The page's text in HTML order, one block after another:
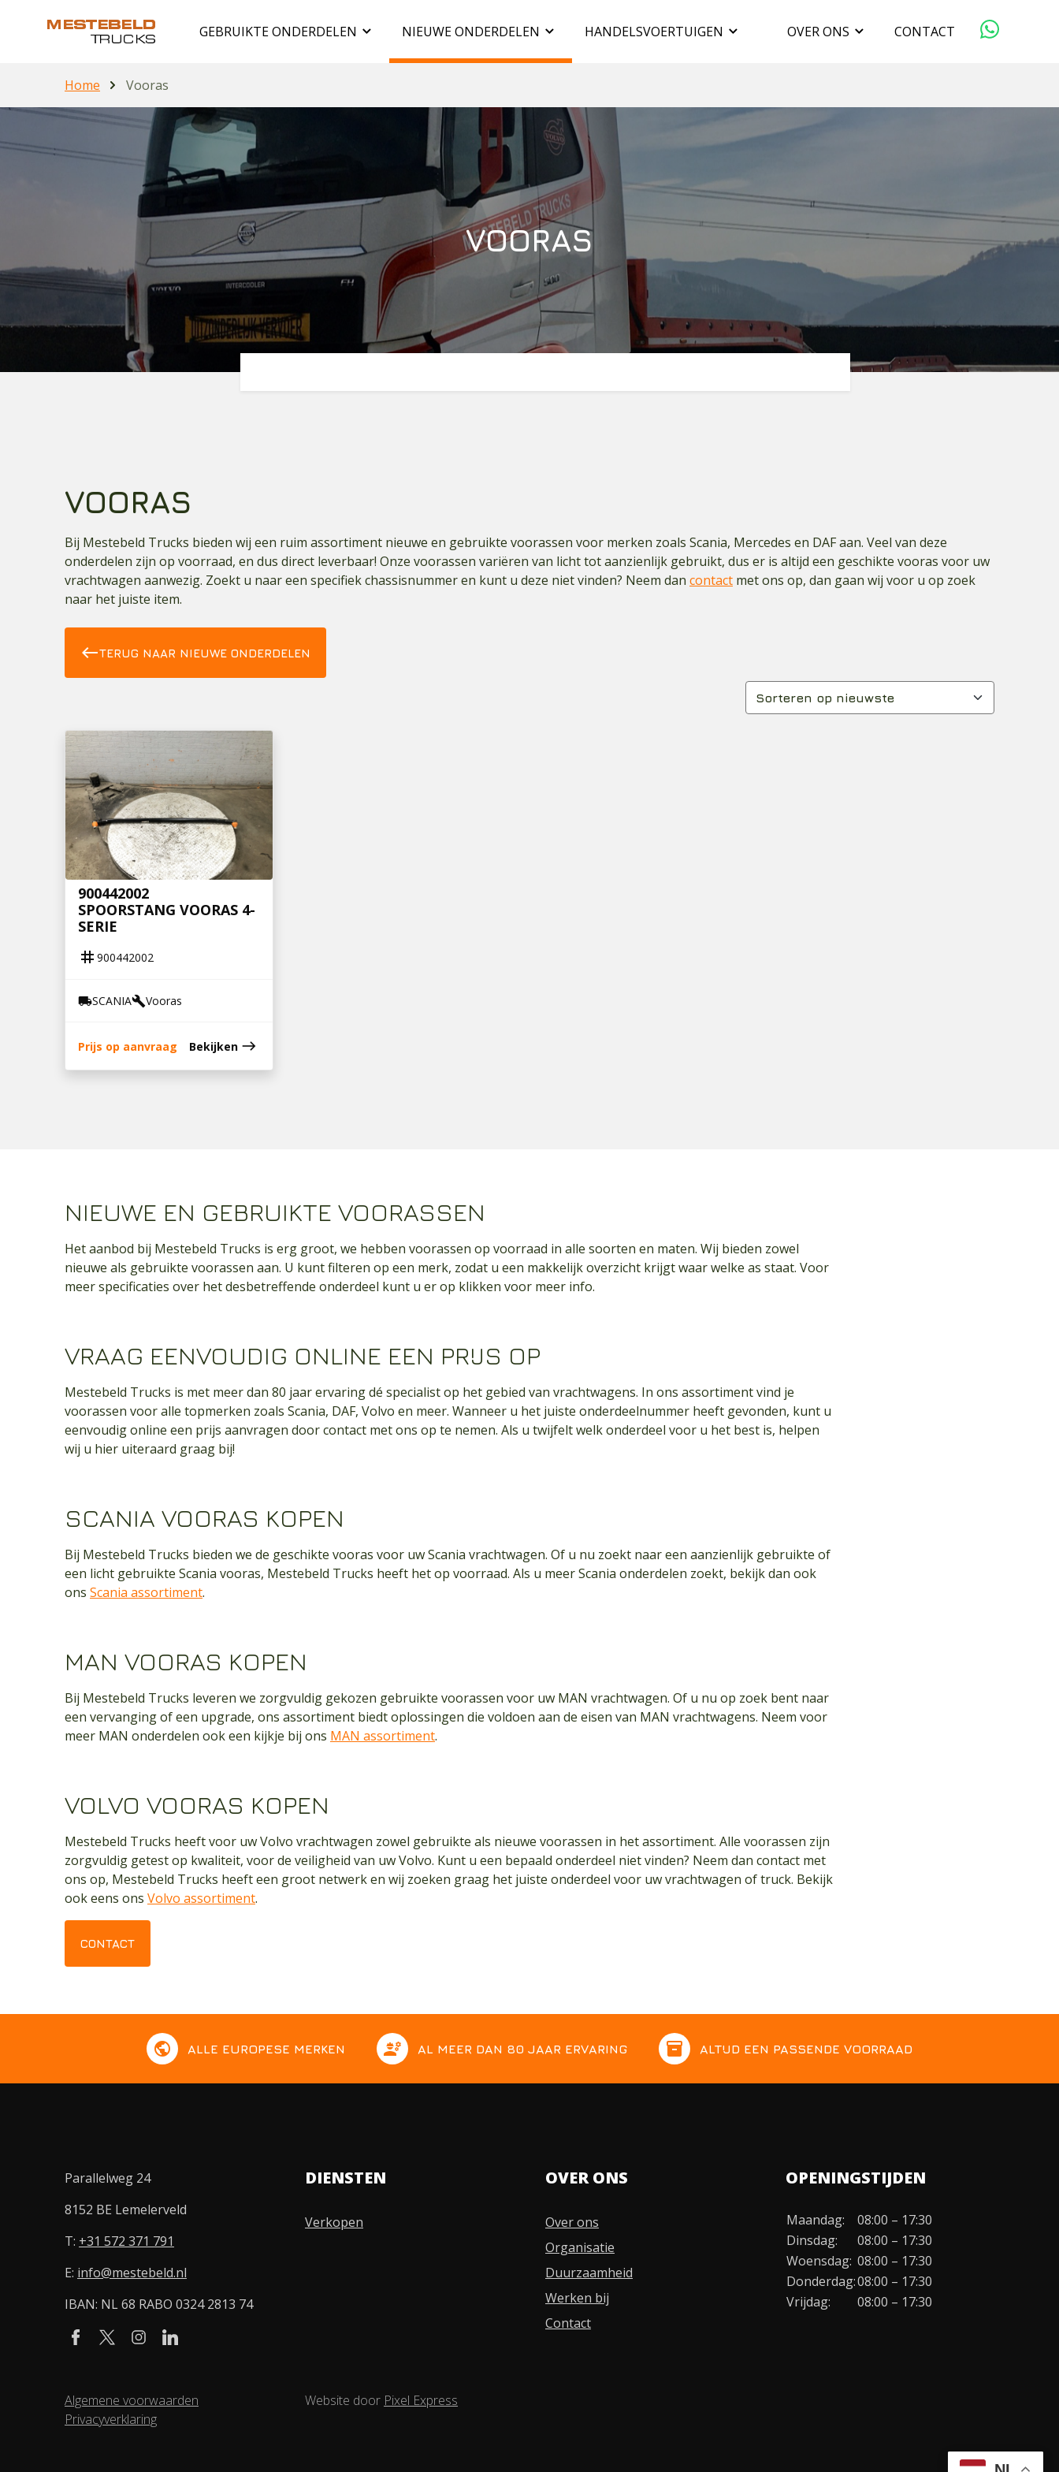
GEBRUIKTE ONDERDELEN NIEUWE ONDERDELEN HANDELSVOERTUIGEN OVER ONS
VERKOPEN
WERKEN BIJ
CONTACT
Home Vooras
VOORAS
VOORAS
Bij Mestebeld Trucks bieden wij een ruim assortiment nieuwe en gebruikte voorassen voor merken zoals Scania, Mercedes en DAF aan. Veel van deze
onderdelen zijn op voorraad, en dus direct leverbaar! Onze voorassen variëren van licht tot aanzienlijk gebruikt, dus er is altijd een geschikte vooras voor uw
vrachtwagen aanwezig. Zoekt u naar een specifiek chassisnummer en kunt u deze niet vinden? Neem dan contact met ons op, dan gaan wij voor u op zoek
naar het juiste item.
westTERUG NAAR NIEUWE ONDERDELEN
900442002
SPOORSTANG VOORAS 4-
SERIE
tag 900442002
local_shippingSCANIAbuildVooras
Prijs op aanvraag Bekijken east
NIEUWE EN GEBRUIKTE VOORASSEN
Het aanbod bij Mestebeld Trucks is erg groot, we hebben voorassen op voorraad in alle soorten en maten. Wij bieden zowel
nieuwe als gebruikte voorassen aan. U kunt filteren op een merk, zodat u een makkelijk overzicht krijgt waar welke as staat. Voor
meer specificaties over het desbetreffende onderdeel kunt u er op klikken voor meer info.
VRAAG EENVOUDIG ONLINE EEN PRIJS OP
Mestebeld Trucks is met meer dan 80 jaar ervaring dé specialist op het gebied van vrachtwagens. In ons assortiment vind je
voorassen voor alle topmerken zoals Scania, DAF, Volvo en meer. Wanneer u het juiste onderdeelnummer heeft gevonden, kunt u
eenvoudig online een prijs aanvragen door contact met ons op te nemen. Als u twijfelt welk onderdeel voor u het best is, helpen
wij u hier uiteraard graag bij!
SCANIA VOORAS KOPEN
Bij Mestebeld Trucks bieden we de geschikte vooras voor uw Scania vrachtwagen. Of u nu zoekt naar een aanzienlijk gebruikte of
een licht gebruikte Scania vooras, Mestebeld Trucks heeft het op voorraad. Als u meer Scania onderdelen zoekt, bekijk dan ook
ons Scania assortiment.
MAN VOORAS KOPEN
Bij Mestebeld Trucks leveren we zorgvuldig gekozen gebruikte voorassen voor uw MAN vrachtwagen. Of u nu op zoek bent naar
een vervanging of een upgrade, ons assortiment biedt oplossingen die voldoen aan de eisen van MAN vrachtwagens. Neem voor
meer MAN onderdelen ook een kijkje bij ons MAN assortiment.
VOLVO VOORAS KOPEN
Mestebeld Trucks heeft voor uw Volvo vrachtwagen zowel gebruikte als nieuwe voorassen in het assortiment. Alle voorassen zijn
zorgvuldig getest op kwaliteit, voor de veiligheid van uwVolvo. Kunt u een bepaald onderdeel niet vinden? Neem dan contact met
ons op, Mestebeld Trucks heeft een groot netwerk en wij zoeken graag het juiste onderdeel voor uw vrachtwagen of truck. Bekijk
ook eens ons Volvo assortiment.
CONTACT
public ALLE EUROPESE MERKEN engineering AL MEER DAN 80 JAAR ERVARING inventory ALTIJD EEN PASSENDE VOORRAAD
Parallelweg 24
8152 BE Lemelerveld
T: +31 572 371 791
E: info@mestebeld.nl
IBAN: NL 68 RABO 0324 2813 74
DIENSTEN
Verkopen
OVER ONS
Over ons
Organisatie
Duurzaamheid
Werken bij
Contact
OPENINGSTIJDEN
Maandag:
08:00 – 17:30
Dinsdag:
08:00 – 17:30
Woensdag: 08:00 – 17:30
Donderdag:08:00 – 17:30
Vrijdag:
08:00 – 17:30
Algemene voorwaarden
Privacyverklaring
Website door Pixel Express